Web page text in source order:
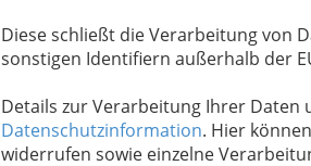
Diese schließt die Verarbeitung von
sonstigen Identifiern außerhalb der
Details zur Verarbeitung Ihrer Daten
Datenschutzinformation. Hier
widerrufen sowie einzelne